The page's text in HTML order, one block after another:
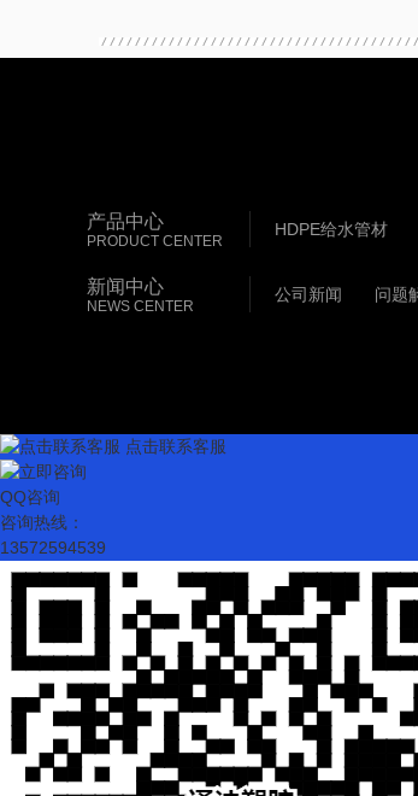
产品中心
PRODUCT CENTER
HDPE给水管材
新闻中心
NEWS CENTER
公司新闻 问题
点击联系客服
QQ咨询
咨询热线：
13572594539